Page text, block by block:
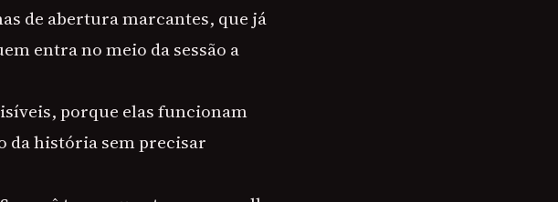
de abertura marcantes, que já
entra no meio da sessão a
porque elas funcionam
da história sem precisar